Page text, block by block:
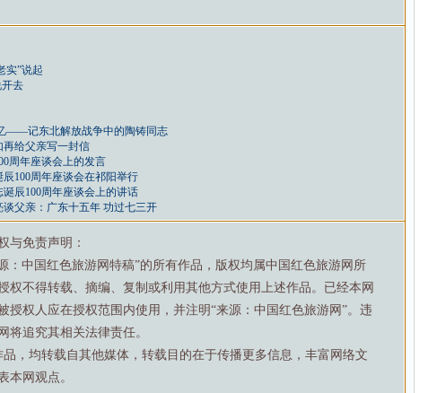
实”说起
去
——记东北解放战争中的陶铸同志
给父亲写一封信
周年座谈会上的发言
100周年座谈会在祁阳举行
辰100周年座谈会上的讲话
父亲：广东十五年 功过七三开
与免责声明：
：中国红色旅游网特稿”的所有作品，版权均属中国红色旅游网所
权不得转载、摘编、复制或利用其他方式使用上述作品。已经本网
授权人应在授权范围内使用，并注明“来源：中国红色旅游网”。违
将追究其相关法律责任。
，均转载自其他媒体，转载目的在于传播更多信息，丰富网络文
本网观点。